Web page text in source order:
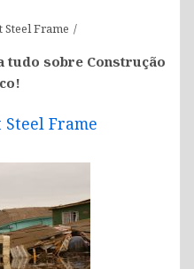
Frame
tudo sobre Construção
Frame